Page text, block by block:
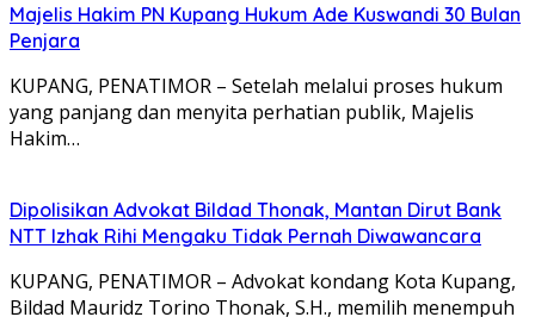
Majelis Hakim PN Kupang Hukum Ade Kuswandi 30 Bulan
Penjara
KUPANG, PENATIMOR – Setelah melalui proses hukum
yang panjang dan menyita perhatian publik, Majelis
Hakim…
Dipolisikan Advokat Bildad Thonak, Mantan Dirut Bank
NTT Izhak Rihi Mengaku Tidak Pernah Diwawancara
KUPANG, PENATIMOR – Advokat kondang Kota Kupang,
Bildad Mauridz Torino Thonak, S.H., memilih menempuh